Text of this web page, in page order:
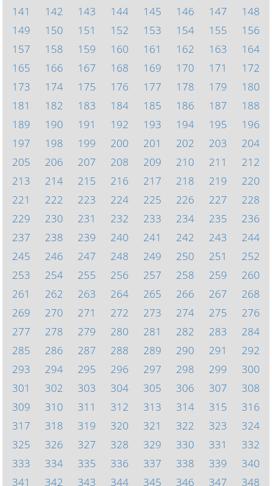
141
142 143 144 145 146 147
148
149
150 151 152 153 154 155
156
157
158 159 160 161 162 163
164
165
166 167 168 169 170 171
172
173
174 175 176 177 178 179
180
181
182 183 184 185 186 187
188
189
190 191 192 193 194 195
196
197
198 199 200 201 202 203
204
205
206 207 208 209 210 211
212
213
214 215 216 217 218 219
220
221
222 223 224 225 226 227
228
229
230 231 232 233 234 235
236
237
238 239 240 241 242 243
244
245
246 247 248 249 250 251
252
253
254 255 256 257 258 259
260
261
262 263 264 265 266 267
268
269
270 271 272 273 274 275
276
277
278 279 280 281 282 283
284
285
286 287 288 289 290 291
292
293
294 295 296 297 298 299
300
301
302 303 304 305 306 307
308
309
310 311 312 313 314 315
316
317
318 319 320 321 322 323
324
325
326 327 328 329 330 331
332
333
334 335 336 337 338 339
340
341
342 343 344 345 346 347 348